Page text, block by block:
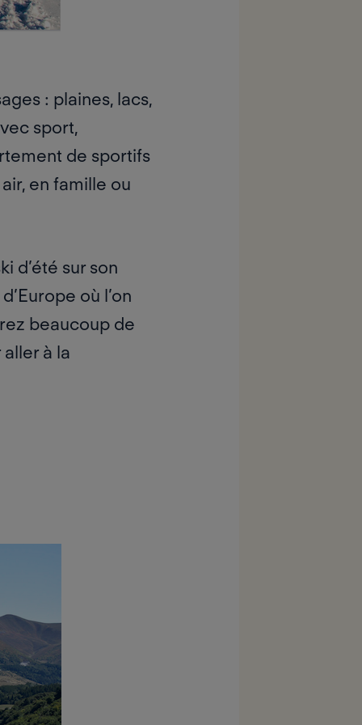
: plaines, lacs,
sport,
de sportifs
en famille ou
d’été sur son
où l’on
beaucoup de
à la